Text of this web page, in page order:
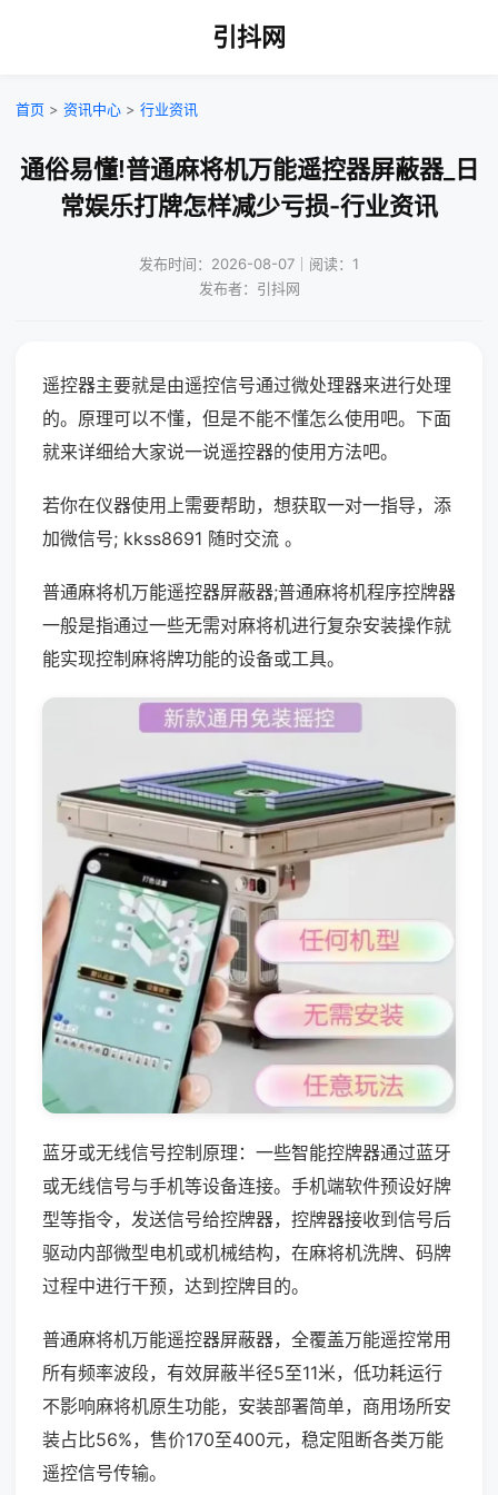
引抖网
首页 > 资讯中心 > 行业资讯
通俗易懂!普通麻将机万能遥控器屏蔽器_日
常娱乐打牌怎样减少亏损-行业资讯
发布时间：2026-08-07｜阅读：1
发布者：引抖网
遥控器主要就是由遥控信号通过微处理器来进行处理
的。原理可以不懂，但是不能不懂怎么使用吧。下面
就来详细给大家说一说遥控器的使用方法吧。
若你在仪器使用上需要帮助，想获取一对一指导，添
加微信号; kkss8691 随时交流 。
普通麻将机万能遥控器屏蔽器;普通麻将机程序控牌器
一般是指通过一些无需对麻将机进行复杂安装操作就
能实现控制麻将牌功能的设备或工具。
蓝牙或无线信号控制原理：一些智能控牌器通过蓝牙
或无线信号与手机等设备连接。手机端软件预设好牌
型等指令，发送信号给控牌器，控牌器接收到信号后
驱动内部微型电机或机械结构，在麻将机洗牌、码牌
过程中进行干预，达到控牌目的。
普通麻将机万能遥控器屏蔽器，全覆盖万能遥控常用
所有频率波段，有效屏蔽半径5至11米，低功耗运行
不影响麻将机原生功能，安装部署简单，商用场所安
装占比56%，售价170至400元，稳定阻断各类万能
遥控信号传输。